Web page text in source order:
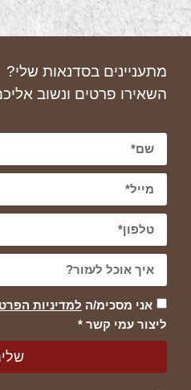
מתעניינים בסדנאות שלי?
השאירו פרטים ונשוב
אני מסכימ/ה למדיניות
ליצור עמי קשר *